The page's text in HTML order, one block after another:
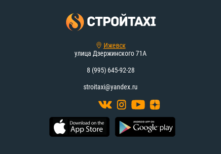
Ижевск
улица Дзержинского 71А
8 (995) 645-92-28
stroitaxi@yandex.ru